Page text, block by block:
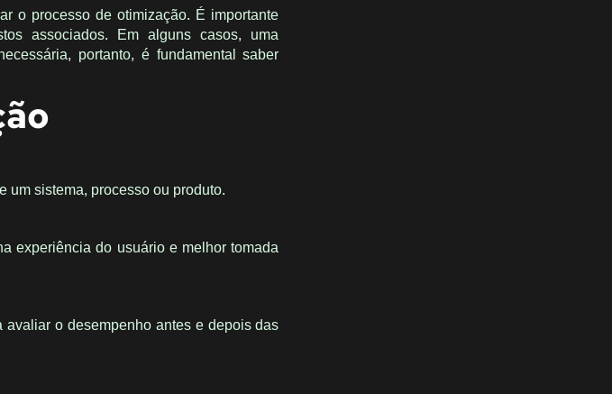
o processo de otimização. É importante
associados. Em alguns casos, uma
portanto, é fundamental saber
sistema, processo ou produto.
experiência do usuário e melhor tomada
o desempenho antes e depois das